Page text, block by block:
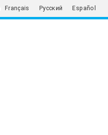
Français Русский Español